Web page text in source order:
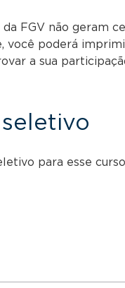
FGV não geram
você poderá
a sua
para esse